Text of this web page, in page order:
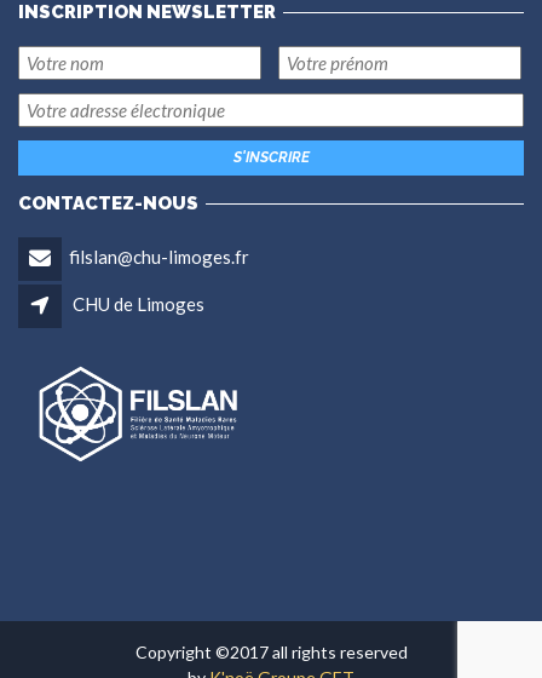
INSCRIPTION NEWSLETTER
CONTACTEZ-NOUS
filslan@chu-limoges.fr
CHU de Limoges
Copyright ©2017 all rights reserved